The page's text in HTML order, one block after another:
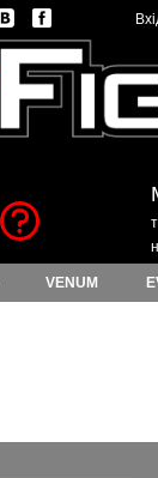
VENUM